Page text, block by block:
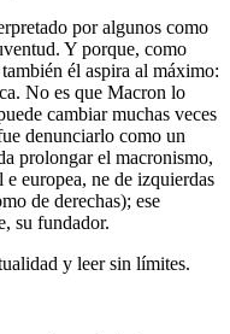
por algunos como
Y porque, como
él aspira al máximo:
No es que Macron lo
cambiar muchas veces
denunciarlo como un
prolongar el macronismo,
europea, ne de izquierdas
de derechas); ese
su fundador.
y leer sin límites.